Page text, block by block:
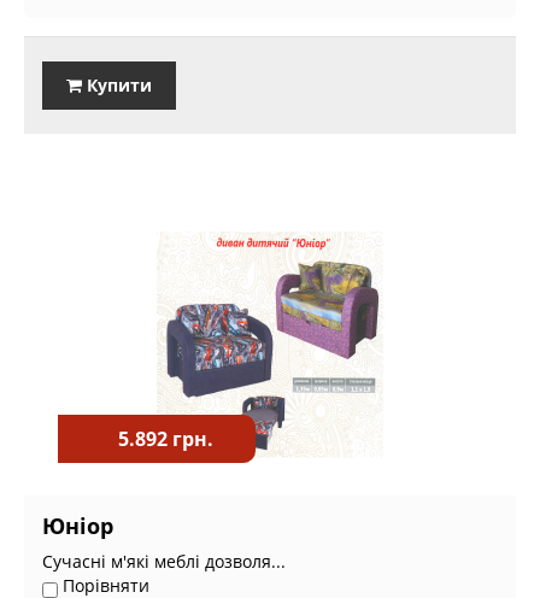
Купити
5.892 грн.
Юніор
Сучасні м'які меблі дозволя...
Порівняти